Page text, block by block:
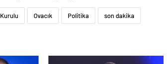
Ovacık Politika son dakika